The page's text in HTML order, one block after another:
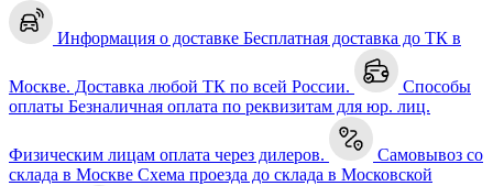
Информация о доставке Бесплатная доставка до ТК в
Москве. Доставка любой ТК по всей России.
Способы
оплаты Безналичная оплата по реквизитам для юр. лиц.
Физическим лицам оплата через дилеров.
Самовывоз со
склада в Москве Схема проезда до склада в Московской